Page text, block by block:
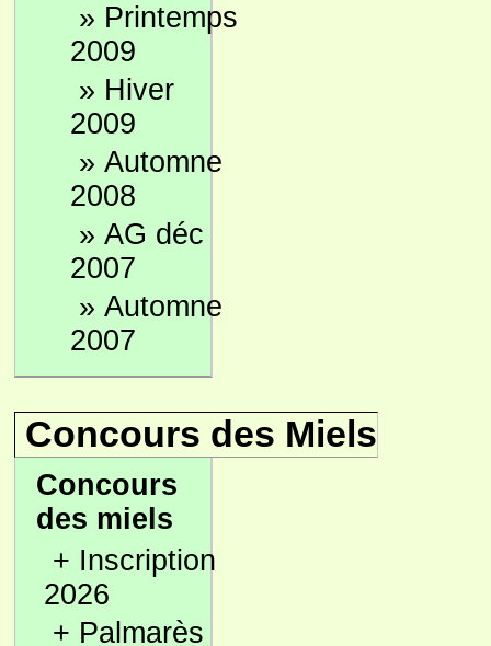
» Printemps
2009
» Hiver
2009
» Automne
2008
» AG déc
2007
» Automne
2007
Concours des Miels
Concours
des miels
+ Inscription
2026
+ Palmarès